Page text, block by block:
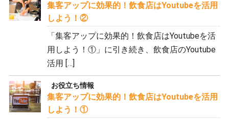
集客アップに効果的！飲食店はYoutubeを活用
しよう！②
「集客アップに効果的！飲食店はYoutubeを活
用しよう！①」に引き続き、飲食店のYoutube
活用 […]
お役立ち情報
集客アップに効果的！飲食店はYoutubeを活用
しよう！①